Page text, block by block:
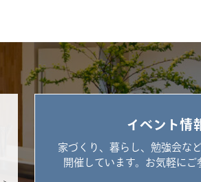
イベント情
家づくり、暮らし、勉強会な
開催しています。お気軽にご